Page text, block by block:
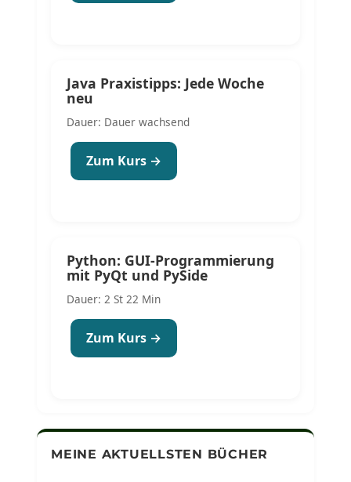
Java Praxistipps: Jede Woche
neu
Dauer: Dauer wachsend
Zum Kurs →
Python: GUI-Programmierung
mit PyQt und PySide
Dauer: 2 St 22 Min
Zum Kurs →
MEINE AKTUELLSTEN BÜCHER